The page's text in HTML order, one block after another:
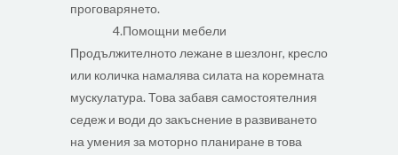
проговарянето.
4.Помощни мебели
Продължителното лежане в шезлонг, кресло
или количка намалява силата на коремната
мускулатура. Това забавя самостоятелния
седеж и води до закъснение в развиването
на умения за моторно планиране в това